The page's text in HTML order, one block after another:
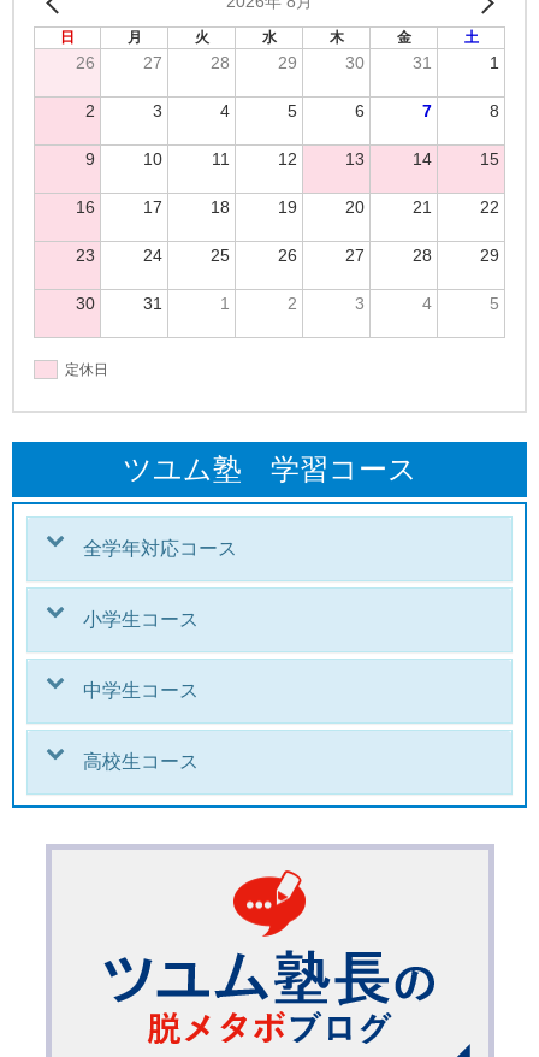
日 月 火 水 木 金 土
26 27 28 29 30 31 1
2 3 4 5 6 7 8
9 10 11 12 13 14 15
16 17 18 19 20 21 22
23 24 25 26 27 28 29
30 31 1 2 3 4 5
定休日
ツユム塾 学習コース
全学年対応コース
小学生コース
中学生コース
高校生コース